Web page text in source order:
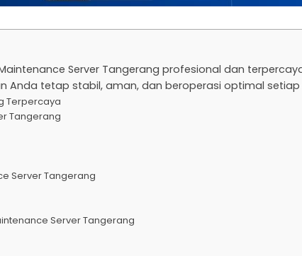
Server Tangerang profesional dan
Anda tetap stabil, aman, dan beroperasi optimal
Terpercaya
Tangerang
Server Tangerang
Server Tangerang